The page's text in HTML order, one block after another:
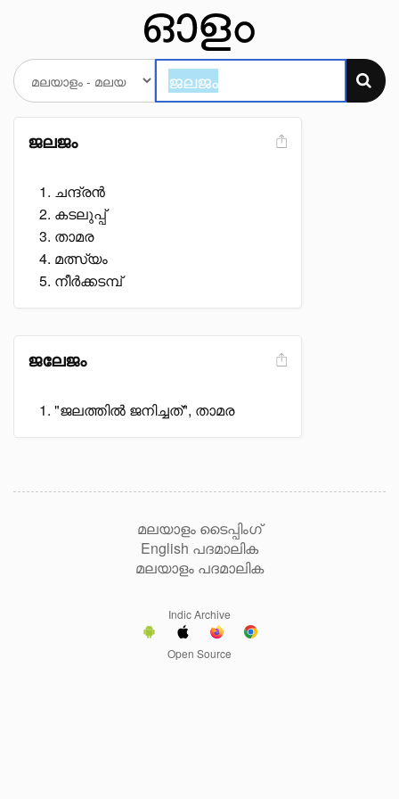
ജലജം
ചന്ദ്രൻ
കടലുപ്പ്
താമര
മത്സ്യം
നീർക്കടമ്പ്
ജലേജം
"ജലത്തിൽ ജനിച്ചത്", താമര
മലയാളം ടൈപ്പിംഗ്
English പദമാലിക
മലയാളം പദമാലിക
Indic Archive
Open Source